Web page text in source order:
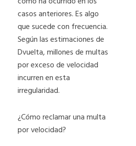
casos anteriores. Es algo
que sucede con frecuencia.
Según las estimaciones de
Dvuelta, millones de multas
por exceso de velocidad
incurren en esta
irregularidad.
¿Cómo reclamar una multa
por velocidad?